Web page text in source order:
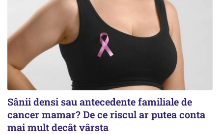
Sânii densi sau antecedente familiale de
cancer mamar? De ce riscul ar putea conta
mai mult decât vârsta